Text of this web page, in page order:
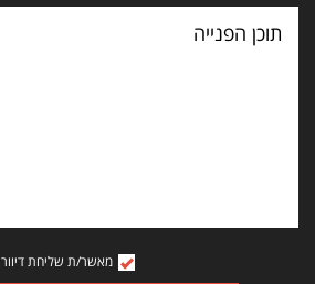
תוכן
הפנייה
מאשר/ת שליחת דיוור